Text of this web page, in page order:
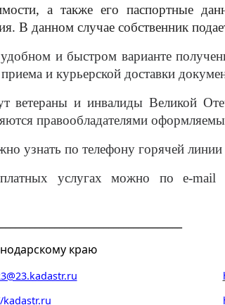
а также его паспортные
В данном случае собственник
и быстром варианте
и курьерской доставки
ветераны и инвалиды Великой
правообладателями
узнать по телефону горячей
услугах можно по e-
краю